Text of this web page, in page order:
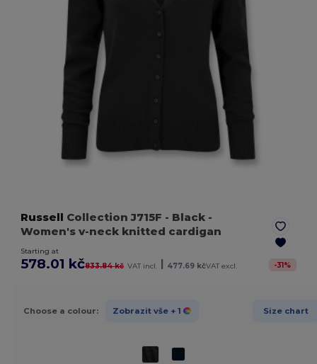
Russell Collection J715F - Black -
Women's v-neck knitted cardigan
Starting at
578.01 kč833.84 kč VAT incl. | 477.69 kčVAT excl. -31%
Choose a colour: Zobrazit vše + 1 Size chart